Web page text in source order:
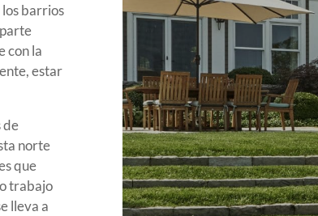
los barrios
con la
estar
de
norte
que
trabajo
lleva a